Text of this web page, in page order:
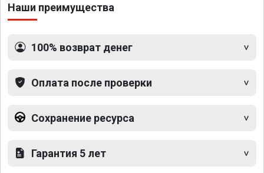
Наши преимущества
100% возврат денег
Оплата после проверки
Сохранение ресурса
Гарантия 5 лет